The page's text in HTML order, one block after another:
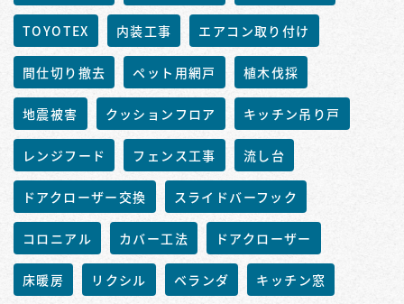
TOYOTEX 内装工事 エアコン取り付け
間仕切り撤去 ペット用網戸 植木伐採
地震被害 クッションフロア キッチン吊り戸
レンジフード フェンス工事 流し台
ドアクローザー交換 スライドバーフック
コロニアル カバー工法 ドアクローザー
床暖房 リクシル ベランダ キッチン窓